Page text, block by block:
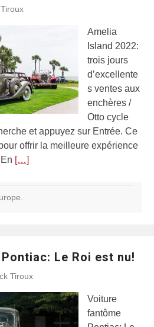
Amelia
Island 2022:
trois jours
d’excellente
s ventes aux
enchères /
Otto cycle
et appuyez sur Entrée. Ce
offrir la meilleure expérience
[…]
Le Roi est nu!
Tiroux
Voiture
fantôme